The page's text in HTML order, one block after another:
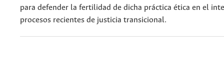
para defender la fertilidad de dicha práctica ética en el
procesos recientes de justicia transicional.